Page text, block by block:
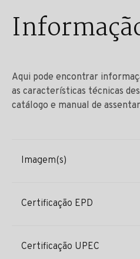
Aqui pode encontrar
as características técnicas
catálogo e manual de
Imagem(s)
Certificação EPD
Certificação UPEC